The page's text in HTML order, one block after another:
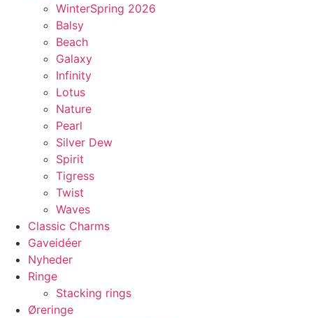
WinterSpring 2026
Balsy
Beach
Galaxy
Infinity
Lotus
Nature
Pearl
Silver Dew
Spirit
Tigress
Twist
Waves
Classic Charms
Gaveidéer
Nyheder
Ringe
Stacking rings
Øreringe